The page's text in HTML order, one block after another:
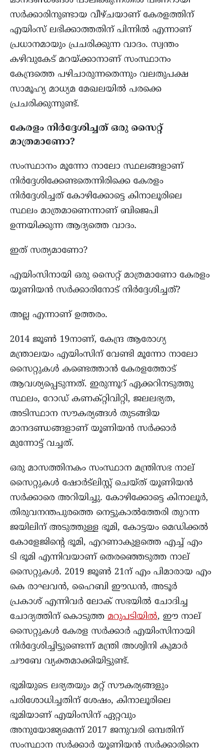
സർക്കാരിനുണ്ടായ വീഴ്ചയാണ് കേരളത്തിന്
എയിംസ് ലഭിക്കാത്തതിന് പിന്നിൽ എന്നാണ്
പ്രധാനമായും പ്രചരിക്കുന്ന വാദം. സ്വന്തം
കഴിവുകേട് മറയ്ക്കാനാണ് സംസ്ഥാനം
കേന്ദ്രത്തെ പഴിചാരുന്നതെന്നും വലതുപക്ഷ
സാമൂഹ്യ മാധ്യമ മേഖലയിൽ പരക്കെ
പ്രചരിക്കുന്നുണ്ട്.
കേരളം നിർദ്ദേശിച്ചത് ഒരു സൈറ്റ്
മാത്രമാണോ?
സംസ്ഥാനം മൂന്നോ നാലോ സ്ഥലങ്ങളാണ്
നിർദ്ദേശിക്കേണ്ടതെന്നിരിക്കെ കേരളം
നിർദ്ദേശിച്ചത് കോഴിക്കോട്ടെ കിനാലൂരിലെ
സ്ഥലം മാത്രമാണെന്നാണ് ബിജെപി
ഉന്നയിക്കുന്ന ആദ്യത്തെ വാദം.
ഇത് സത്യമാണോ?
എയിംസിനായി ഒരു സൈറ്റ് മാത്രമാണോ കേരളം
യൂണിയൻ സർക്കാരിനോട് നിർദ്ദേശിച്ചത്?
അല്ല എന്നാണ് ഉത്തരം.
2014 ജൂൺ 19നാണ്, കേന്ദ്ര ആരോഗ്യ
മന്ത്രാലയം എയിംസിന് വേണ്ടി മൂന്നോ നാലോ
സൈറ്റുകൾ കണ്ടെത്താൻ കേരളത്തോട്
ആവശ്യപ്പെടുന്നത്. ഇരുന്നൂറ് ഏക്കറിനടുത്തു
സ്ഥലം, റോഡ് കണക്റ്റിവിറ്റി, ജലലഭ്യത,
അടിസ്ഥാന സൗകര്യങ്ങൾ തുടങ്ങിയ
മാനദണ്ഡങ്ങളാണ് യൂണിയൻ സർക്കാർ
മുന്നോട്ട് വച്ചത്.
ഒരു മാസത്തിനകം സംസ്ഥാന മന്ത്രിസഭ നാല്
സൈറ്റുകൾ ഷോർട്ലിസ്റ്റ് ചെയ്ത് യൂണിയൻ
സർക്കാരെ അറിയിച്ചു. കോഴിക്കോട്ടെ കിനാലൂർ,
തിരുവനന്തപുരത്തെ നെട്ടുകാൽത്തേരി തുറന്ന
ജയിലിന് അടുത്തുള്ള ഭൂമി, കോട്ടയം മെഡിക്കൽ
കോളേജിന്റെ ഭൂമി, എറണാകുളത്തെ എച്ച് എം
ടി ഭൂമി എന്നിവയാണ് തെരഞ്ഞെടുത്ത നാല്
സൈറ്റുകൾ. 2019 ജൂൺ 21ന് എം പിമാരായ എം
കെ രാഘവൻ, ഹൈബി ഈഡൻ, അടൂർ
പ്രകാശ് എന്നിവർ ലോക് സഭയിൽ ചോദിച്ച
ചോദ്യത്തിന് കൊടുത്ത മറുപടിയിൽ, ഈ നാല്
സൈറ്റുകൾ കേരള സർക്കാർ എയിംസിനായി
നിർദ്ദേശിച്ചിട്ടുണ്ടെന്ന് മന്ത്രി അശ്വിനി കുമാർ
ചൗബേ വ്യക്തമാക്കിയിട്ടുണ്ട്.
ഭൂമിയുടെ ലഭ്യതയും മറ്റ് സൗകര്യങ്ങളും
പരിശോധിച്ചതിന് ശേഷം, കിനാലൂരിലെ
ഭൂമിയാണ് എയിംസിന് ഏറ്റവും
അനുയോജ്യമെന്ന് 2017 ജനുവരി ഒമ്പതിന്
സംസ്ഥാന സർക്കാർ യൂണിയൻ സർക്കാരിനെ